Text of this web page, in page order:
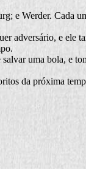
e Werder. Cada
adversário, e ele
uma bola, e
da próxima